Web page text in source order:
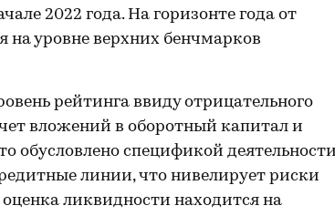
2022 года. На горизонте года от
уровне верхних бенчмарков
рейтинга ввиду отрицательного
вложений в оборотный капитал и
обусловлено спецификой
линии, что нивелирует риски
ликвидности находится на